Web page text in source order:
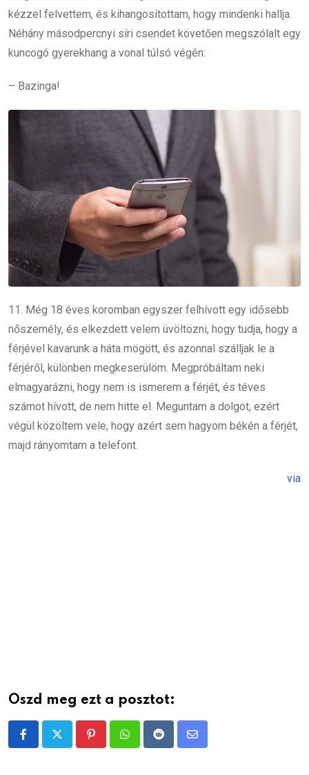
kézzel felvettem, és kihangosítottam, hogy mindenki hallja.
Néhány másodpercnyi síri csendet követően megszólalt egy
kuncogó gyerekhang a vonal túlsó végén:
– Bazinga!
11. Még 18 éves koromban egyszer felhívott egy idősebb
nőszemély, és elkezdett velem üvöltözni, hogy tudja, hogy a
férjével kavarunk a háta mögött, és azonnal szálljak le a
férjéről, különben megkeserülöm. Megpróbáltam neki
elmagyarázni, hogy nem is ismerem a férjét, és téves
számot hívott, de nem hitte el. Meguntam a dolgot, ezért
végül közöltem vele, hogy azért sem hagyom békén a férjét,
majd rányomtam a telefont.
via
Oszd meg ezt a posztot:
PinterestWhatsappRedditShare